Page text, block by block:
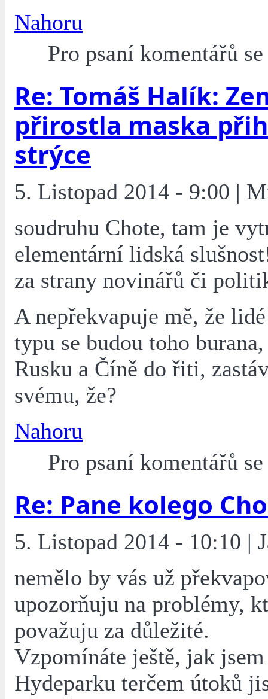
Nahoru
Pro psaní komentářů
Re: Tomáš Halík:
přirostla maska
strýce
5. Listopad 2014 - 9:00 |
soudruhu Chote, tam je
elementární lidská
za strany novinářů či
A nepřekvapuje mě, že
typu se budou toho
Rusku a Číně do řiti,
svému, že?
Nahoru
Pro psaní komentářů
Re: Pane kolego
5. Listopad 2014 - 10:10 |
nemělo by vás už
upozorňuju na problémy,
považuju za důležité.
Vzpomínáte ještě, jak
Hydeparku terčem útoků